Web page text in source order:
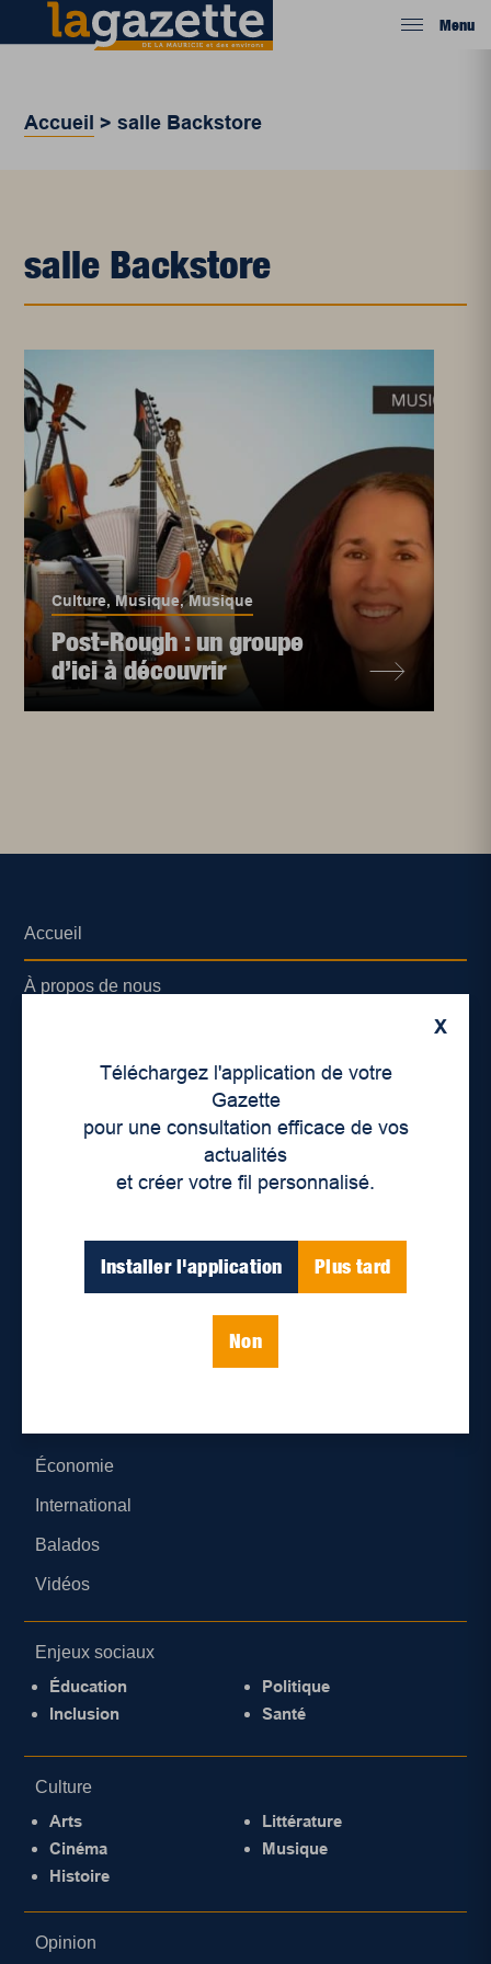
Menu
Accueil >salle Backstore
salle Backstore
Culture,Musique,Musique
Post-Rough : un groupe
d’ici à découvrir
X
Téléchargez l'application de votre
Gazette
pour une consultation efficace de vos
actualités
et créer votre fil personnalisé.
Installer l'application Plus tard
Non
Accueil
À propos de nous
Lieux de distribution
Économie
International
Balados
Vidéos
Enjeux sociaux
Éducation
Inclusion
Politique
Santé
Culture
Arts
Cinéma
Histoire
Littérature
Musique
Opinion